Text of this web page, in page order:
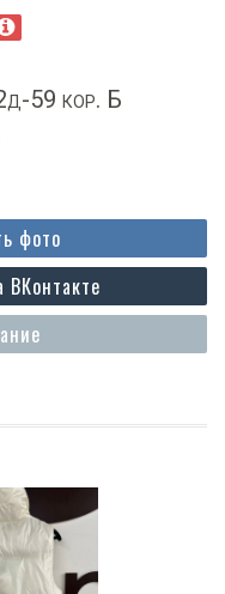
59 кор. Б
ВКонтакте
фото